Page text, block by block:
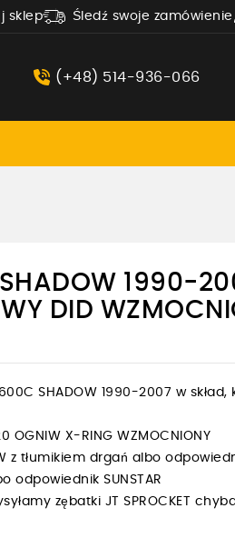
sklep Śledź swoje zamówienie
(+48) 514-936-066
1990-
DID
SHADOW 1990-2007 w skład,
OGNIW X-RING WZMOCNIONY
z tłumikiem drgań albo
odpowiednik SUNSTAR
zębatki JT SPROCKET